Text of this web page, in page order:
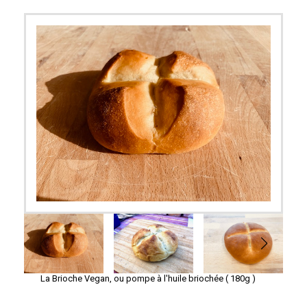
La Brioche Vegan, ou pompe à l'huile briochée ( 180g )